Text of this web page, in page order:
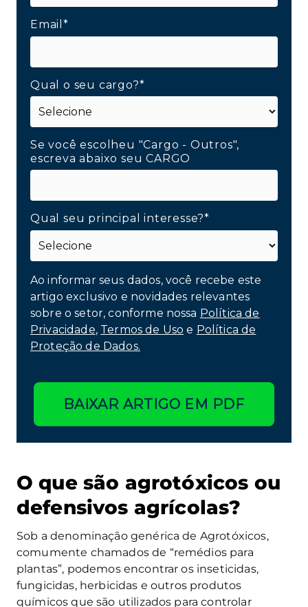
Email*
Qual o seu cargo?*
Se você escolheu "Cargo - Outros",
escreva abaixo seu CARGO
Qual seu principal interesse?*
Ao informar seus dados, você recebe este
artigo exclusivo e novidades relevantes
sobre o setor, conforme nossa Política de
Privacidade, Termos de Uso e Política de
Proteção de Dados.
BAIXAR ARTIGO EM PDF
O que são agrotóxicos ou
defensivos agrícolas?
Sob a denominação genérica de Agrotóxicos,
comumente chamados de “remédios para
plantas”, podemos encontrar os inseticidas,
fungicidas, herbicidas e outros produtos
químicos que são utilizados para controlar